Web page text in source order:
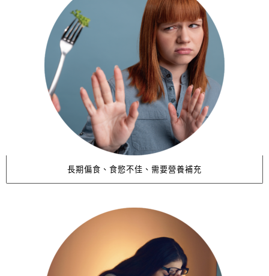
長期偏食、食慾不佳、需要營養補充